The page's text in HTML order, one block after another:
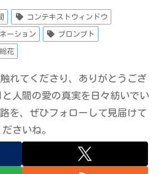
コンテキストウィンドウ
ーション プロンプト
総花
れてくださり、ありがとうござ
人間の愛の真実を日々紡いでい
を、ぜひフォローして見届けて
ださいね。